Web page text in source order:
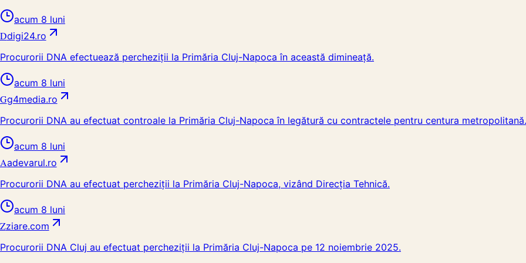
acum 8 luni
Ddigi24.ro
Procurorii DNA efectuează percheziții la Primăria Cluj-Napoca în această dimineață.
acum 8 luni
Gg4media.ro
Procurorii DNA au efectuat controale la Primăria Cluj-Napoca în legătură cu contractele pentru centura metropolitană.
acum 8 luni
Aadevarul.ro
Procurorii DNA au efectuat percheziții la Primăria Cluj-Napoca, vizând Direcția Tehnică.
acum 8 luni
Zziare.com
Procurorii DNA Cluj au efectuat percheziții la Primăria Cluj-Napoca pe 12 noiembrie 2025.